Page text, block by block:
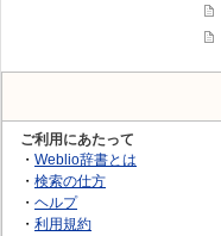
ご利用にあたって
・ Weblio辞書とは
・ 検索の仕方
・ ヘルプ
・ 利用規約